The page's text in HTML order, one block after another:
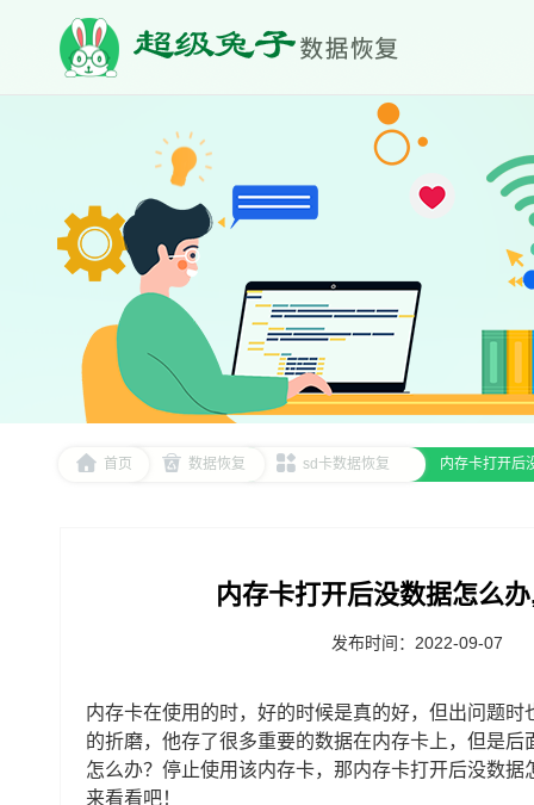
首页 数据恢复 sd卡数据恢复 内存卡打开后
内存卡打开后没数据怎么
发布时间：2022-09-07
内存卡在使用的时，好的时候是真的好，但出问题
的折磨，他存了很多重要的数据在内存卡上，但是
怎么办？停止使用该内存卡，那内存卡打开后没数
来看看吧！